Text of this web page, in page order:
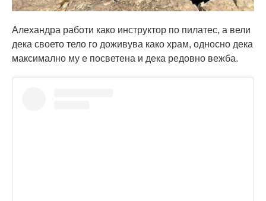
Алехандра работи како инструктор по пилатес, а вели
дека своето тело го доживува како храм, односно дека
максимално му е посветена и дека редовно вежба.